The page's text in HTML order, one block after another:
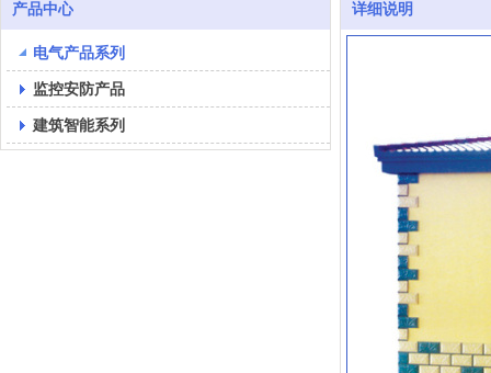
产品中心
电气产品系列
监控安防产品
建筑智能系列
详细说明